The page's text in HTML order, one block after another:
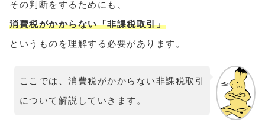
その判断をするためにも、
消費税がかからない「非課税取引」
というものを理解する必要があります。
ここでは、消費税がかからない非課税取引
について解説していきます。